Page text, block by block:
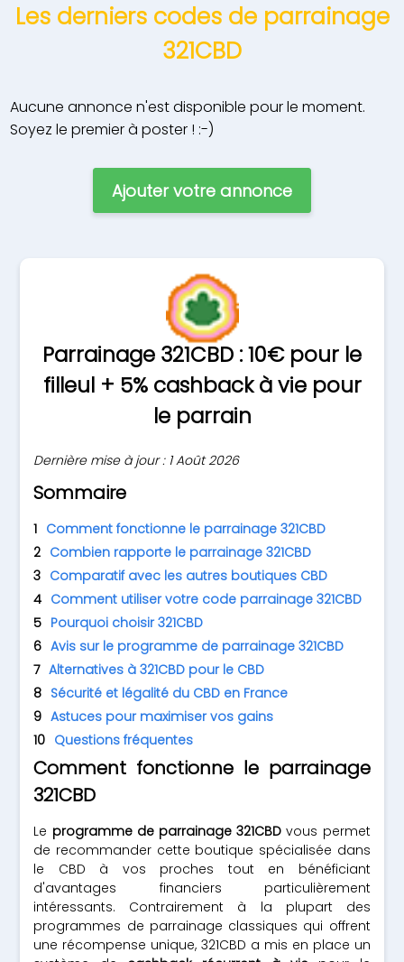
Les derniers codes de parrainage
321CBD
Aucune annonce n'est disponible pour le moment.
Soyez le premier à poster ! :-)
Ajouter votre annonce
Parrainage 321CBD : 10€ pour le
filleul + 5% cashback à vie pour
le parrain
Dernière mise à jour : 1 Août 2026
Sommaire
Comment fonctionne le parrainage 321CBD
Combien rapporte le parrainage 321CBD
Comparatif avec les autres boutiques CBD
Comment utiliser votre code parrainage 321CBD
Pourquoi choisir 321CBD
Avis sur le programme de parrainage 321CBD
Alternatives à 321CBD pour le CBD
Sécurité et légalité du CBD en France
Astuces pour maximiser vos gains
Questions fréquentes
Comment fonctionne le parrainage
321CBD
Le programme de parrainage 321CBD vous permet
de recommander cette boutique spécialisée dans
le CBD à vos proches tout en bénéficiant
d'avantages financiers particulièrement
intéressants. Contrairement à la plupart des
programmes de parrainage classiques qui offrent
une récompense unique, 321CBD a mis en place un